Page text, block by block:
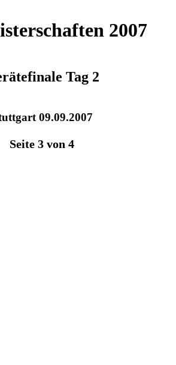
2007
Tag 2
09.09.2007
Seite 3 von 4